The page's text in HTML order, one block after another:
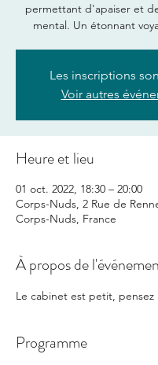
permettant d'apaiser et
mental. Un étonnant
Les inscriptions
Voir autres
Heure et lieu
01 oct. 2022, 18:30 – 20:00
Corps-Nuds, 2 Rue de
Corps-Nuds, France
À propos de
Le cabinet est petit, pensez
Programme